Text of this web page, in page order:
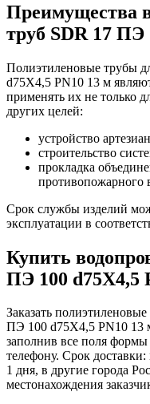
Преимущества
труб SDR 17 ПЭ
Полиэтиленовые трубы
d75Х4,5 PN10 13 м
применять их не только
других целей:
устройство
строительство
прокладка
противопожарного
Срок службы изделий
эксплуатации в
Купить
ПЭ 100 d75Х4,5
Заказать
ПЭ 100 d75Х4,5 PN10 13
заполнив все поля
телефону. Срок
1 дня, в другие города
местонахождения